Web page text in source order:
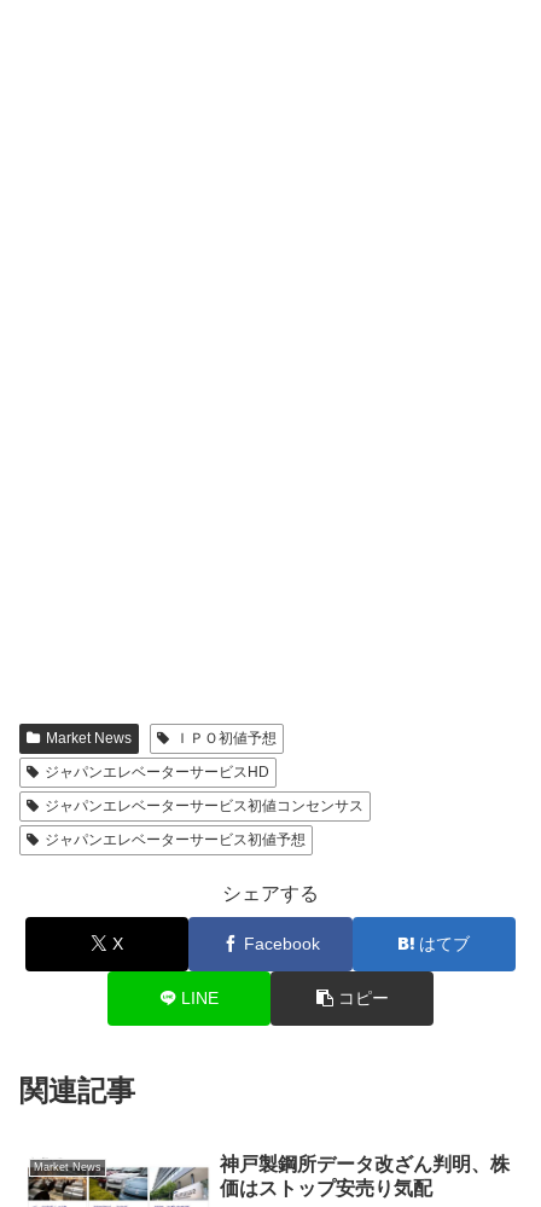
Market News
ＩＰＯ初値予想
ジャパンエレベーターサービスHD
ジャパンエレベーターサービス初値コンセンサス
ジャパンエレベーターサービス初値予想
シェアする
X Facebook はてブ
LINE コピー
関連記事
Market News
神戸製鋼所データ改ざん判明、株
価はストップ安売り気配